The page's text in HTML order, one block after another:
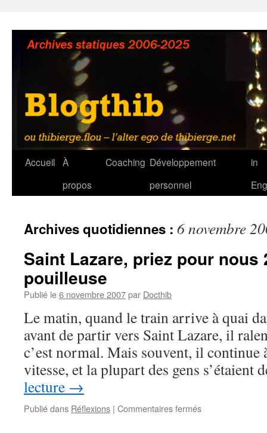
contenu
Accueil À
propos
Coaching Développement
personnel
in
Archives quotidiennes : 6 novembre
Saint Lazare, priez pour nous
pouilleuse
Publié le6 novembre 2007par Docthib
Le matin, quand le train arrive à quai
avant de partir vers Saint Lazare, il
c’est normal. Mais souvent, il continue
vitesse, et la plupart des gens
lecture →
Publié dans Réflexions | Commentaires ferméssur